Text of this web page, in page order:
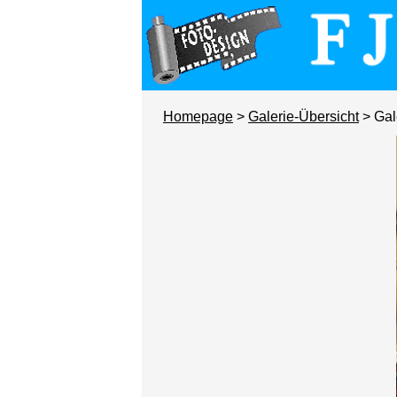
Homepage > Galerie-Übersicht>